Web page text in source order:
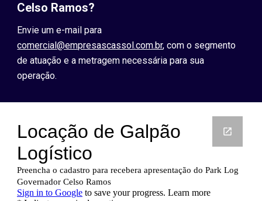
Celso Ramos?
Envie um e-mail para
comercial@empresascassol.com.br, com o segmento
de atuação e a metragem necessária para sua
operação.